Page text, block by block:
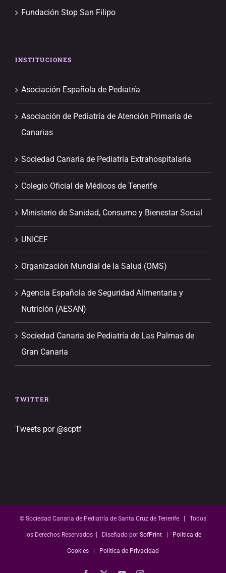
Fundación Stop San Filipo
INSTITUCIONES
Asociación Española de Pediatría
Asociación de Pediatría de Atención Primaria de
Canarias
Sociedad Canaria de Pediatría Extrahospitalaria
Colegio Oficial de Médicos de Tenerife
Ministerio de Sanidad, Consumo y Bienestar Social
UNICEF
Organización Mundial de la Salud (OMS)
Agencia Española de Seguridad Alimentaria y
Nutrición (AESAN)
Sociedad Canaria de Pediatría de Las Palmas de
Gran Canaria
TWITTER
Tweets por @scptf
© Sociedad Canaria de Pediatría de Santa Cruz de Tenerife | Todos
los Derechos Reservados | Diseñado por SofPrint| Política de
Cookies Política de Privacidad